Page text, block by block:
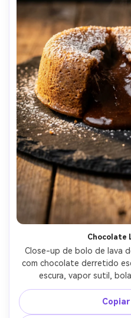
Chocolate
Close-up de bolo de lava
com chocolate derretido
escura, vapor sutil,
derretendo ao lado,
destaques fortes,
105mm, f/2.8,